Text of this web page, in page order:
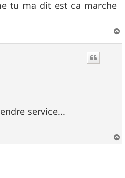
tu ma dit est ca marche
a
service...
a